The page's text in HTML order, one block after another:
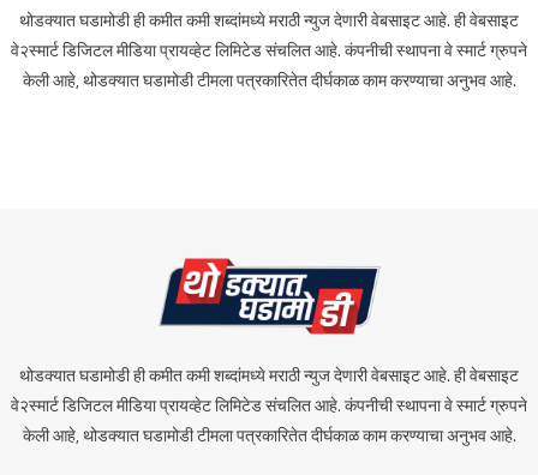
थोडक्यात घडामोडी ही कमीत कमी शब्दांमध्ये मराठी न्युज देणारी वेबसाइट आहे. ही वेबसाइट
वे२स्मार्ट डिजिटल मीडिया प्रायव्हेट लिमिटेड संचलित आहे. कंपनीची स्थापना वे स्मार्ट ग्रुपने
केली आहे, थोडक्यात घडामोडी टीमला पत्रकारितेत दीर्घकाळ काम करण्याचा अनुभव आहे.
थोडक्यात घडामोडी ही कमीत कमी शब्दांमध्ये मराठी न्युज देणारी वेबसाइट आहे. ही वेबसाइट
वे२स्मार्ट डिजिटल मीडिया प्रायव्हेट लिमिटेड संचलित आहे. कंपनीची स्थापना वे स्मार्ट ग्रुपने
केली आहे, थोडक्यात घडामोडी टीमला पत्रकारितेत दीर्घकाळ काम करण्याचा अनुभव आहे.